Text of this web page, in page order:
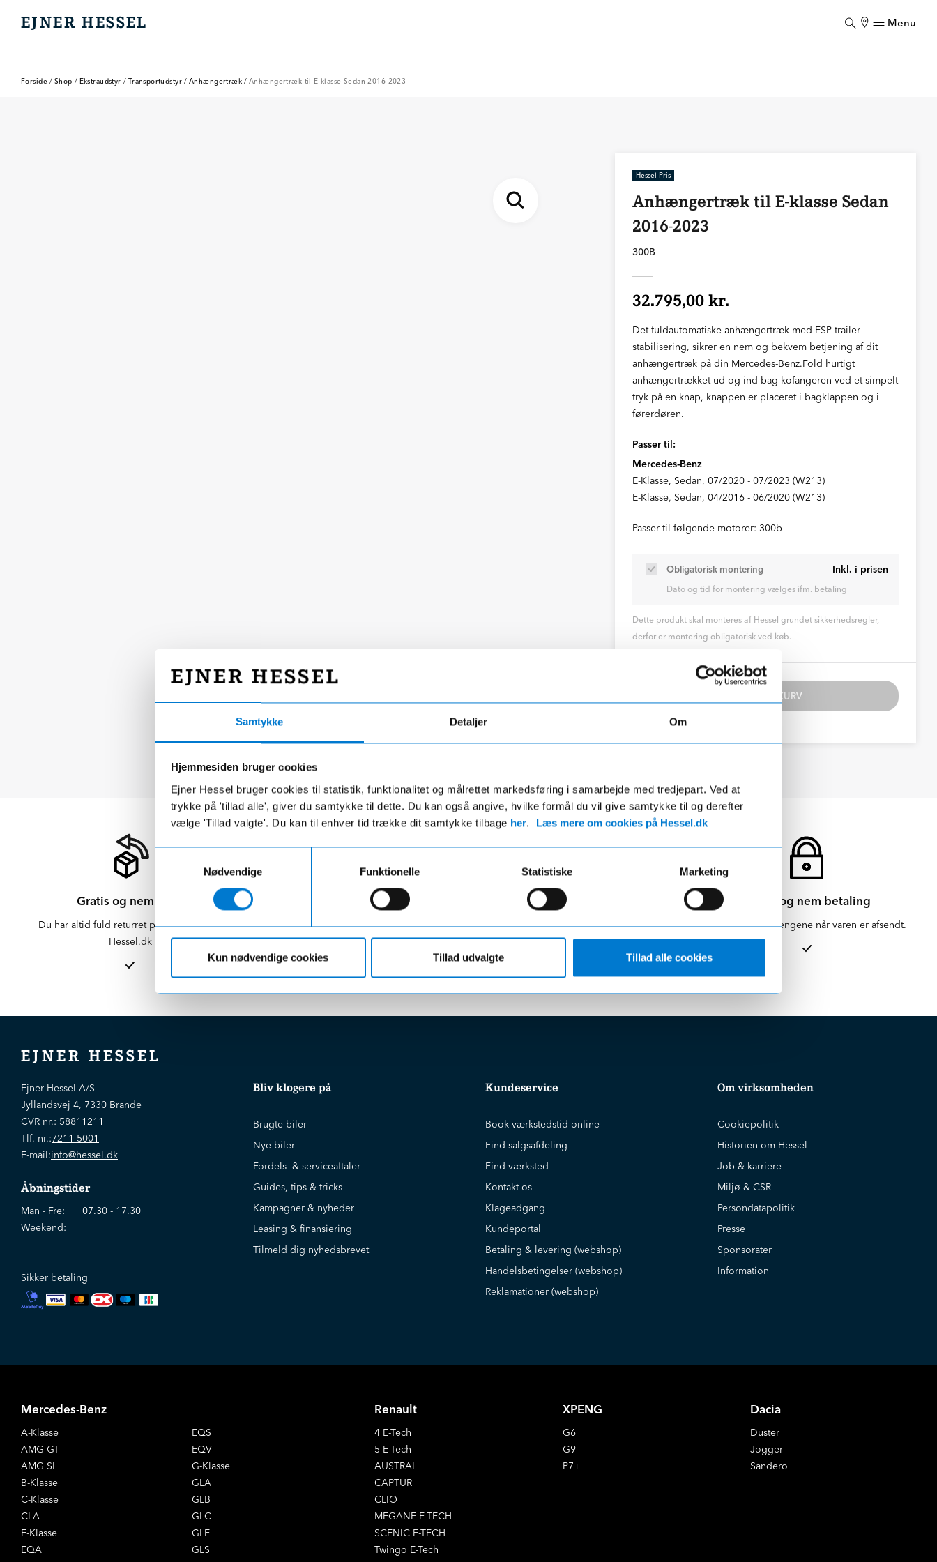
Samtykke Detaljer Om
Hjemmesiden bruger cookies
Ejner Hessel bruger cookies til statistik, funktionalitet og målrettet markedsføring i samarbejde med tredjepart. Ved at
trykke på 'tillad alle', giver du samtykke til dette. Du kan også angive, hvilke formål du vil give samtykke til og derefter
vælge 'Tillad valgte'. Du kan til enhver tid trække dit samtykke tilbage her. Læs mere om cookies på Hessel.dk
Nødvendige
Funktionelle Statistiske Marketing
Kun nødvendige cookies Tillad udvalgte Tillad alle cookies
EJNER HESSEL Menu
Forside / Shop / Ekstraudstyr / Transportudstyr / Anhængertræk / Anhængertræk til E-klasse Sedan 2016-2023
Hessel Pris
Anhængertræk til E-klasse Sedan
2016-2023
300B
32.795,00 kr.
Det fuldautomatiske anhængertræk med ESP trailer
stabilisering, sikrer en nem og bekvem betjening af dit
anhængertræk på din Mercedes-Benz.Fold hurtigt
anhængertrækket ud og ind bag kofangeren ved et simpelt
tryk på en knap, knappen er placeret i bagklappen og i
førerdøren.
Passer til:
Mercedes-Benz
E-Klasse, Sedan, 07/2020 - 07/2023 (W213)
E-Klasse, Sedan, 04/2016 - 06/2020 (W213)
Passer til følgende motorer: 300b
Obligatorisk montering Inkl. i prisen
Dato og tid for montering vælges ifm. betaling
Dette produkt skal monteres af Hessel grundet sikkerhedsregler,
derfor er montering obligatorisk ved køb.
TILFØJ TIL KURV
Gratis og nem retur
Du har altid fuld returret på varer købt på
Hessel.dk
Fri fragt
Der er altid fri fragt på ordre over 599,- og der
er altid gratis afhentning i en af vores
afdelinger uanset beløbet på din ordre
Hurtig levering
VI leverer de fleste varer inden for 1-3
hverdage
Sikker og nem betaling
Vi hæver først pengene når varen er afsendt.
EJNER HESSEL
Ejner Hessel A/S
Jyllandsvej 4, 7330 Brande
CVR nr.: 58811211
Tlf. nr.:7211 5001
E-mail:info@hessel.dk
Åbningstider
Man - Fre:
07.30 - 17.30
Weekend:
Sikker betaling
Bliv klogere på
Brugte biler
Nye biler
Fordels- & serviceaftaler
Guides, tips & tricks
Kampagner & nyheder
Leasing & finansiering
Tilmeld dig nyhedsbrevet
Kundeservice
Book værkstedstid online
Find salgsafdeling
Find værksted
Kontakt os
Klageadgang
Kundeportal
Betaling & levering (webshop)
Handelsbetingelser (webshop)
Reklamationer (webshop)
Om virksomheden
Cookiepolitik
Historien om Hessel
Job & karriere
Miljø & CSR
Persondatapolitik
Presse
Sponsorater
Information
Mercedes-Benz
A-Klasse
AMG GT
AMG SL
B-Klasse
C-Klasse
CLA
E-Klasse
EQA
EQS
EQV
G-Klasse
GLA
GLB
GLC
GLE
GLS
Renault
4 E-Tech
5 E-Tech
AUSTRAL
CAPTUR
CLIO
MEGANE E-TECH
SCENIC E-TECH
Twingo E-Tech
XPENG
G6
G9
P7+
Dacia
Duster
Jogger
Sandero